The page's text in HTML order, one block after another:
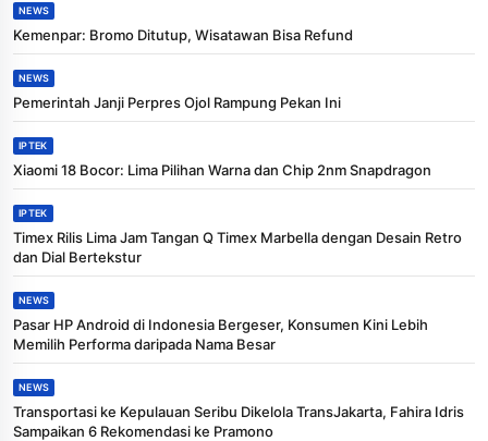
NEWS
Kemenpar: Bromo Ditutup, Wisatawan Bisa Refund
NEWS
Pemerintah Janji Perpres Ojol Rampung Pekan Ini
IPTEK
Xiaomi 18 Bocor: Lima Pilihan Warna dan Chip 2nm Snapdragon
IPTEK
Timex Rilis Lima Jam Tangan Q Timex Marbella dengan Desain Retro
dan Dial Bertekstur
NEWS
Pasar HP Android di Indonesia Bergeser, Konsumen Kini Lebih
Memilih Performa daripada Nama Besar
NEWS
Transportasi ke Kepulauan Seribu Dikelola TransJakarta, Fahira Idris
Sampaikan 6 Rekomendasi ke Pramono